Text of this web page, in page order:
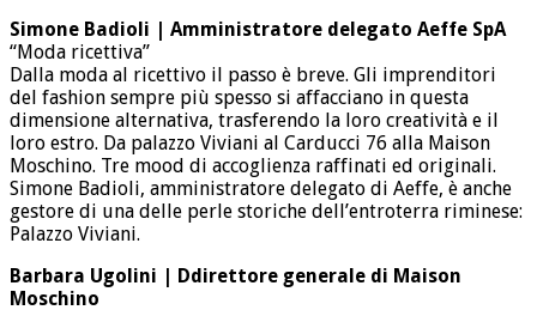
Simone Badioli | Amministratore delegato Aeffe SpA
“Moda ricettiva”
Dalla moda al ricettivo il passo è breve. Gli imprenditori
del fashion sempre più spesso si affacciano in questa
dimensione alternativa, trasferendo la loro creatività e il
loro estro. Da palazzo Viviani al Carducci 76 alla Maison
Moschino. Tre mood di accoglienza raffinati ed originali.
Simone Badioli, amministratore delegato di Aeffe, è anche
gestore di una delle perle storiche dell’entroterra riminese:
Palazzo Viviani.
Barbara Ugolini | Ddirettore generale di Maison
Moschino